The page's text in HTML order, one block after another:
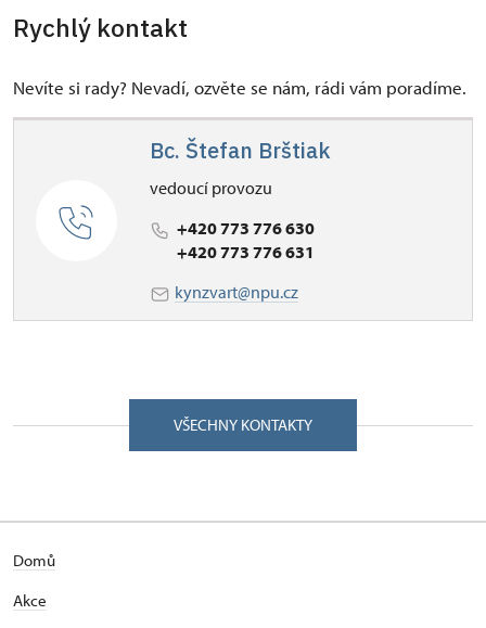
Rychlý kontakt
Nevíte si rady? Nevadí, ozvěte se nám, rádi vám poradíme.
Bc. Štefan Brštiak
vedoucí provozu
+420 773 776 630
+420 773 776 631
kynzvart@npu.cz
VŠECHNY KONTAKTY
Domů
Akce